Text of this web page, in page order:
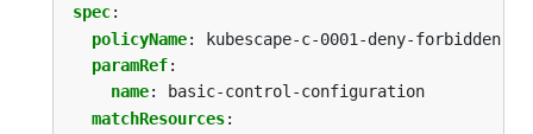
spec:
policyName:
kubescape-c-0001-deny-
paramRef:
name:
basic-control-configuration
matchResources: